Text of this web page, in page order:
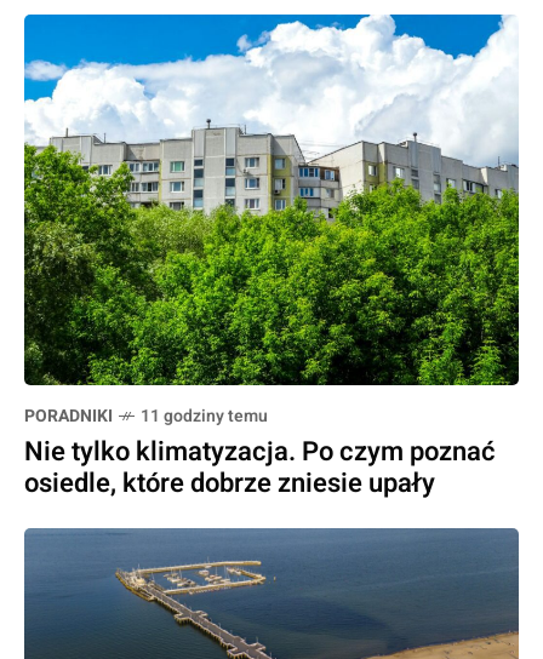
PORADNIKI 11 godziny temu
Nie tylko klimatyzacja. Po czym poznać
osiedle, które dobrze zniesie upały